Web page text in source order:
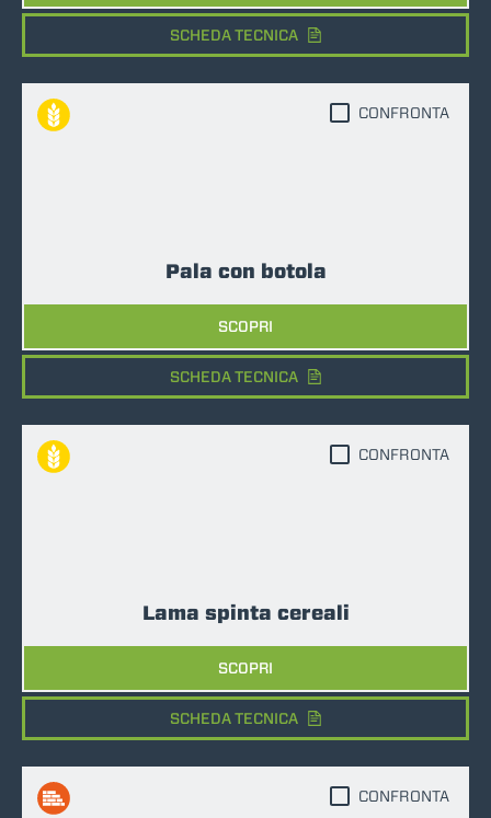
SCHEDA TECNICA
Pala con botola
SCOPRI
CONFRONTA
SCHEDA TECNICA
Lama spinta cereali
SCOPRI
CONFRONTA
SCHEDA TECNICA
CONFRONTA